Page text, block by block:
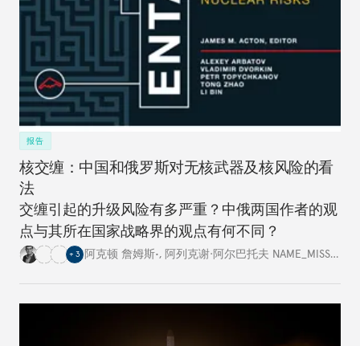
报告
核交缠：中国和俄罗斯对无核武器及核风险的看
法
交缠引起的升级风险有多严重？中俄两国作者的观
点与其所在国家战略界的观点有何不同？
+ 3 阿克顿 詹姆斯•, 阿列克谢·阿尔巴托夫 NAME_MISSING